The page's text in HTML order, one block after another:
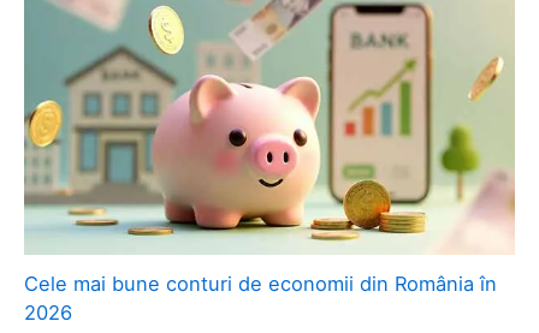
Cele mai bune conturi de economii din România în
2026